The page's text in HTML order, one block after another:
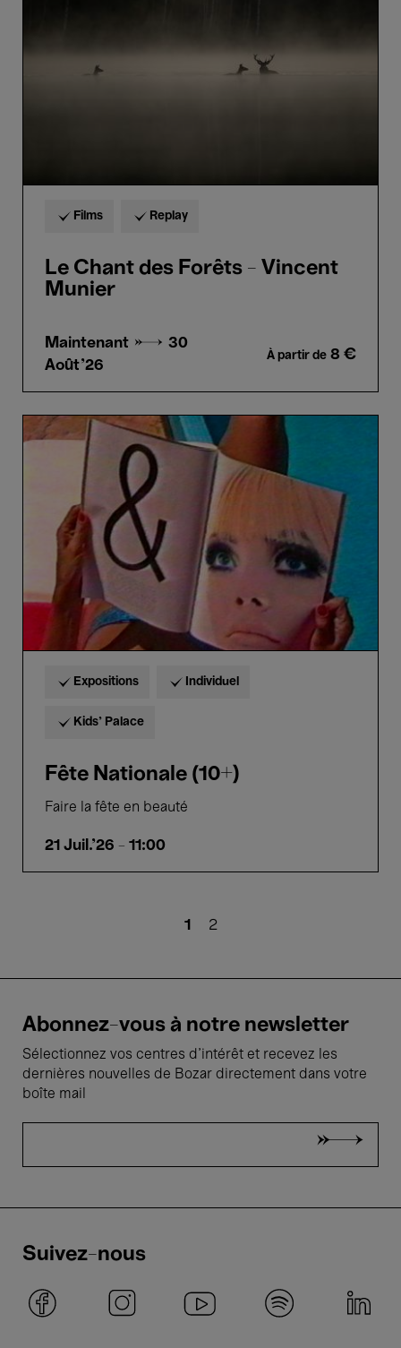
Films Replay
Le Chant des Forêts - Vincent
Munier
Maintenant → 30
Août'26
À partir de 8 €
Fête
Nationale
Expositions Individuel
Kids’ Palace
Fête Nationale (10+)
Faire la fête en beauté
21 Juil.'26 - 11:00
Page
1 Page
2
Abonnez-vous à notre newsletter
Sélectionnez vos centres d'intérêt et recevez les
dernières nouvelles de Bozar directement dans votre
boîte mail
Suivez-nous